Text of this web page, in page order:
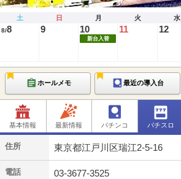
土 日 月 火 水
8/8 9 10
新台入替
11 12
ホールメモ 最近の導入台
基本情報 最新情報 パチンコ パチスロ
住所 東京都江戸川区瑞江2-5-16
電話 03-3677-3525